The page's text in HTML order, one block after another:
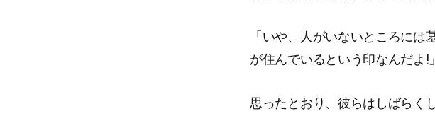
「いや、人がいないところに
が住んでいるという印なんだよ!」
思ったとおり、彼らはしばらく